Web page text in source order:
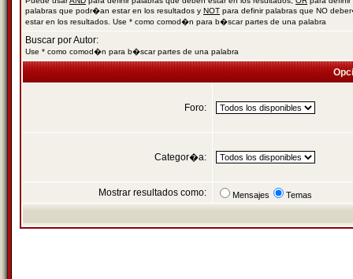
palabras que podr�an estar en los resultados y NOT para definir palabras que NO
estar en los resultados. Use * como comod�n para b�scar partes de una palabra
Buscar por Autor:
Use * como comod�n para b�scar partes de una palabra
Foro:
Categor�a:
Mostrar resultados como: Mensajes Temas